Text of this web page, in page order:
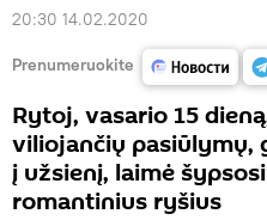
20:30 14.02.2020
Prenumeruokite
Rytoj, vasario 15
viliojančių pasiūlymų,
į užsienį, laimė
romantinius ryšius